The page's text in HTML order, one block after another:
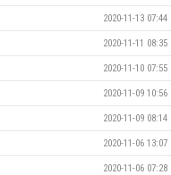
2020-11-13 07:44
2020-11-11 08:35
2020-11-10 07:55
2020-11-09 10:56
2020-11-09 08:14
2020-11-06 13:07
2020-11-06 07:28